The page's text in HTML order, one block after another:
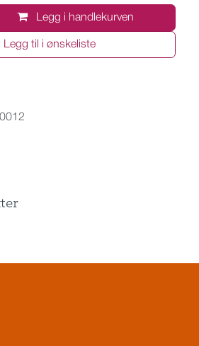
Legg i handlekurven
Legg til i ønskeliste